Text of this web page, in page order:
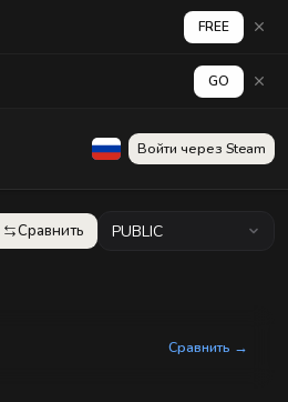
Войти через Steam
Сравнить PUBLIC
Сравнить →
FREE
GO